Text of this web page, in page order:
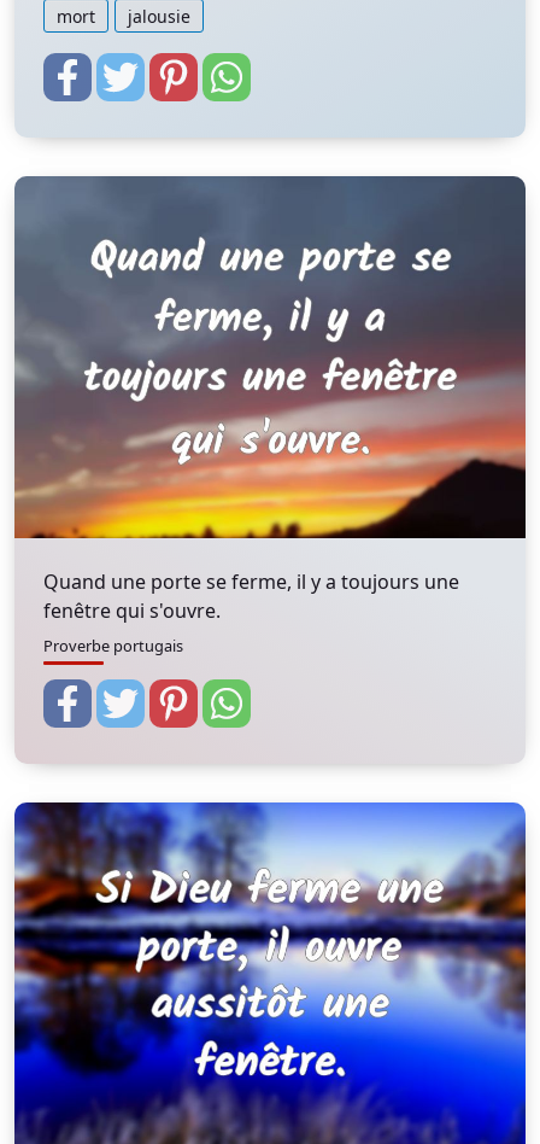
mort jalousie
Quand une porte se ferme, il y a toujours une
fenêtre qui s'ouvre.
Proverbe portugais